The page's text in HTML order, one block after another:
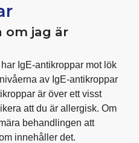
om jag är
IgE-antikroppar mot lök
av IgE-antikroppar
är över ett visst
att du är allergisk. Om
behandlingen att
innehåller det.